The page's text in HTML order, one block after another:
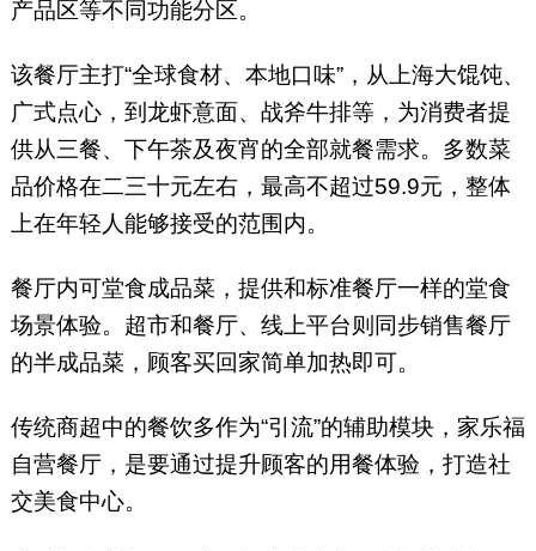
产品区等不同功能分区。
该餐厅主打“全球食材、本地口味”，从上海大馄饨、
广式点心，到龙虾意面、战斧牛排等，为消费者提
供从三餐、下午茶及夜宵的全部就餐需求。多数菜
品价格在二三十元左右，最高不超过59.9元，整体
上在年轻人能够接受的范围内。
餐厅内可堂食成品菜，提供和标准餐厅一样的堂食
场景体验。超市和餐厅、线上平台则同步销售餐厅
的半成品菜，顾客买回家简单加热即可。
传统商超中的餐饮多作为“引流”的辅助模块，家乐福
自营餐厅，是要通过提升顾客的用餐体验，打造社
交美食中心。